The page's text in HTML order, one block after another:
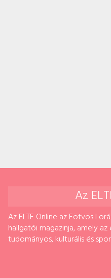
Az
Az ELTE Online az Eötvös
hallgatói magazinja, amely
tudományos, kulturális és